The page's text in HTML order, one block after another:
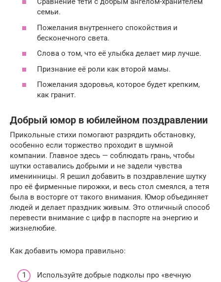
семьи.
Пожелания внутреннего спокойствия и
бесконечного света.
Слова о том, что её улыбка делает мир лучше.
Признание её роли как второй мамы.
Пожелания здоровья, которое будет крепким,
как гранит.
Добрый юмор в юбилейном поздравлении
Прикольные стихи помогают разрядить обстановку,
особенно если торжество проходит в шумной
компании. Главное здесь — соблюдать грань, чтобы
шутки оставались добрыми и не задели чувства
именинницы. Я решил добавить в поздравление шутку
про её фирменные пирожки, и весь стол смеялся, а тетя
была в восторге от такого внимания. Юмор объединяет
людей и делает праздник живым. Это отличный способ
перевести внимание с цифр в паспорте на энергию и
жизнелюбие.
Как добавить юмора правильно:
Используйте добрые подколы про «вечную